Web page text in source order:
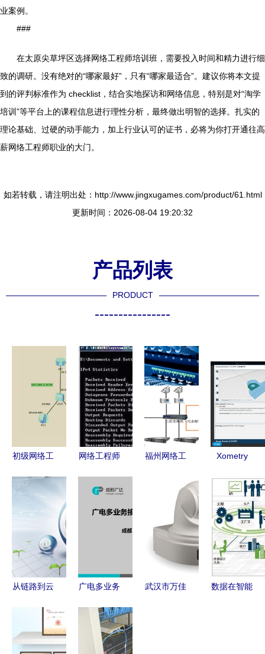
业案例。
###
在太原尖草坪区选择网络工程师培训班，需要投入时间和精力进行细
致的调研。没有绝对的“哪家最好”，只有“哪家最适合”。建议你将本文提
到的评判标准作为 checklist，结合实地探访和网络信息，特别是对“淘学
培训”等平台上的课程信息进行理性分析，最终做出明智的选择。扎实的
理论基础、过硬的动手能力，加上行业认可的证书，必将为你打开通往高
薪网络工程师职业的大门。
如若转载，请注明出处：http://www.jingxugames.com/product/61.html
更新时间：2026-08-04 19:20:32
产品列表
PRODUCT
----------------
初级网络工
ACL实战
析
网络工程师
络命令
福州网络工
心 打造网
络工程人才
的摇篮
Xometry
Quoting
Engine新版
网络工程功
能介绍 简
化定制零件
的精准在线
从链路到云
程师的进阶
之路
广电多业务
展方向
FTTH技术
武汉市万佳
数据在智能